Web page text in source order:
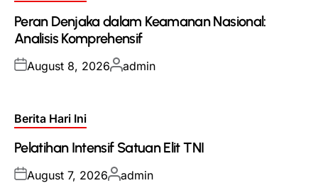
Peran Denjaka dalam Keamanan Nasional:
Analisis Komprehensif
Posted
August 8, 2026Posted
admin
Posted
Berita Hari Ini
Pelatihan Intensif Satuan Elit TNI
Posted
August 7, 2026Posted
admin